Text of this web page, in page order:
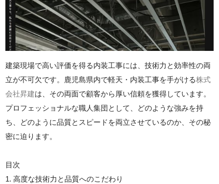
建築現場で高い評価を得る内装工事には、技術力と効率性の両
立が不可欠です。鹿児島県内で軽天・内装工事を手がける株式
会社昇建は、その両面で顧客から厚い信頼を獲得しています。
プロフェッショナルな職人集団として、どのような強みを持
ち、どのように品質とスピードを両立させているのか、その秘
密に迫ります。
目次
1. 高度な技術力と品質へのこだわり